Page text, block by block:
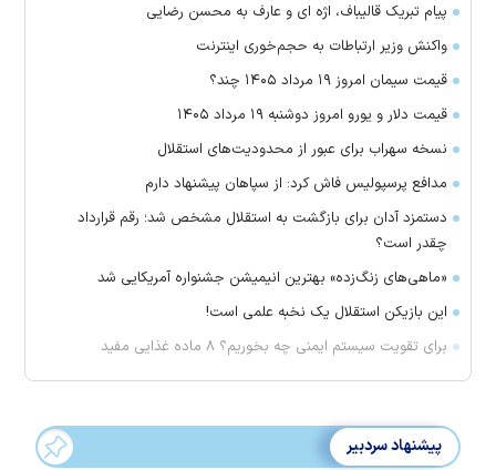
پیام تبریک قالیباف، اژه ای و عارف به محسن رضایی
واکنش وزیر ارتباطات به حجم‌خوری اینترنت
قیمت سیمان امروز ۱۹ مرداد ۱۴۰۵ چند؟
قیمت دلار و یورو امروز دوشنبه ۱۹ مرداد ۱۴۰۵
نسخه سهراب برای عبور از محدودیت‌های استقلال
مدافع پرسپولیس فاش کرد: از سپاهان پیشنهاد دارم
دستمزد آدان برای بازگشت به استقلال مشخص شد؛ رقم قرارداد
چقدر است؟
«ماهی‌های زنگ‌زده» بهترین انیمیشن جشنواره آمریکایی شد
این بازیکن استقلال یک نخبه علمی است!
برای تقویت سیستم ایمنی چه بخوریم؟ ۸ ماده غذایی مفید
پیشنهاد سردبیر